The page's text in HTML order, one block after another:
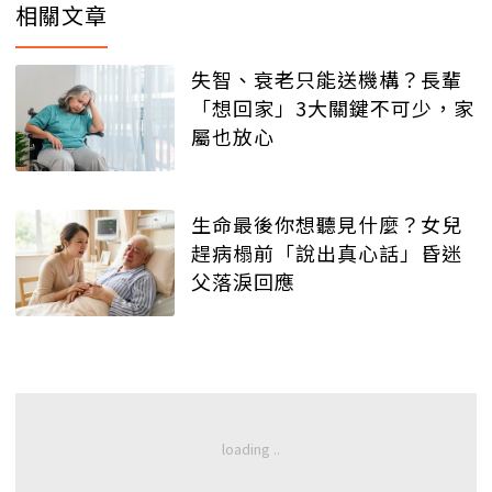
相關文章
失智、衰老只能送機構？長輩
「想回家」3大關鍵不可少，家
屬也放心
生命最後你想聽見什麼？女兒
趕病榻前「說出真心話」昏迷
父落淚回應